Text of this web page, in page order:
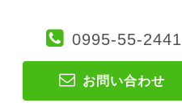
0995-55-2441
お問い合わせ